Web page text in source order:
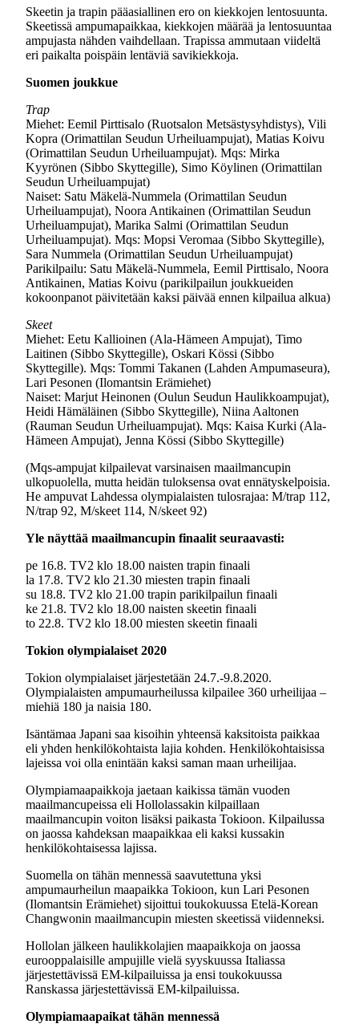
Skeetin ja trapin pääasiallinen ero on kiekkojen lentosuunta.
Skeetissä ampumapaikkaa, kiekkojen määrää ja lentosuuntaa
ampujasta nähden vaihdellaan. Trapissa ammutaan viideltä
eri paikalta poispäin lentäviä savikiekkoja.
Suomen joukkue
Trap
Miehet: Eemil Pirttisalo (Ruotsalon Metsästysyhdistys), Vili
Kopra (Orimattilan Seudun Urheiluampujat), Matias Koivu
(Orimattilan Seudun Urheiluampujat). Mqs: Mirka
Kyyrönen (Sibbo Skyttegille), Simo Köylinen (Orimattilan
Seudun Urheiluampujat)
Naiset: Satu Mäkelä-Nummela (Orimattilan Seudun
Urheiluampujat), Noora Antikainen (Orimattilan Seudun
Urheiluampujat), Marika Salmi (Orimattilan Seudun
Urheiluampujat). Mqs: Mopsi Veromaa (Sibbo Skyttegille),
Sara Nummela (Orimattilan Seudun Urheiluampujat)
Parikilpailu: Satu Mäkelä-Nummela, Eemil Pirttisalo, Noora
Antikainen, Matias Koivu (parikilpailun joukkueiden
kokoonpanot päivitetään kaksi päivää ennen kilpailua alkua)
Skeet
Miehet: Eetu Kallioinen (Ala-Hämeen Ampujat), Timo
Laitinen (Sibbo Skyttegille), Oskari Kössi (Sibbo
Skyttegille). Mqs: Tommi Takanen (Lahden Ampumaseura),
Lari Pesonen (Ilomantsin Erämiehet)
Naiset: Marjut Heinonen (Oulun Seudun Haulikkoampujat),
Heidi Hämäläinen (Sibbo Skyttegille), Niina Aaltonen
(Rauman Seudun Urheiluampujat). Mqs: Kaisa Kurki (Ala-
Hämeen Ampujat), Jenna Kössi (Sibbo Skyttegille)
(Mqs-ampujat kilpailevat varsinaisen maailmancupin
ulkopuolella, mutta heidän tuloksensa ovat ennätyskelpoisia.
He ampuvat Lahdessa olympialaisten tulosrajaa: M/trap 112,
N/trap 92, M/skeet 114, N/skeet 92)
Yle näyttää maailmancupin finaalit seuraavasti:
pe 16.8. TV2 klo 18.00 naisten trapin finaali
la 17.8. TV2 klo 21.30 miesten trapin finaali
su 18.8. TV2 klo 21.00 trapin parikilpailun finaali
ke 21.8. TV2 klo 18.00 naisten skeetin finaali
to 22.8. TV2 klo 18.00 miesten skeetin finaali
Tokion olympialaiset 2020
Tokion olympialaiset järjestetään 24.7.-9.8.2020.
Olympialaisten ampumaurheilussa kilpailee 360 urheilijaa –
miehiä 180 ja naisia 180.
Isäntämaa Japani saa kisoihin yhteensä kaksitoista paikkaa
eli yhden henkilökohtaista lajia kohden. Henkilökohtaisissa
lajeissa voi olla enintään kaksi saman maan urheilijaa.
Olympiamaapaikkoja jaetaan kaikissa tämän vuoden
maailmancupeissa eli Hollolassakin kilpaillaan
maailmancupin voiton lisäksi paikasta Tokioon. Kilpailussa
on jaossa kahdeksan maapaikkaa eli kaksi kussakin
henkilökohtaisessa lajissa.
Suomella on tähän mennessä saavutettuna yksi
ampumaurheilun maapaikka Tokioon, kun Lari Pesonen
(Ilomantsin Erämiehet) sijoittui toukokuussa Etelä-Korean
Changwonin maailmancupin miesten skeetissä viidenneksi.
Hollolan jälkeen haulikkolajien maapaikkoja on jaossa
eurooppalaisille ampujille vielä syyskuussa Italiassa
järjestettävissä EM-kilpailuissa ja ensi toukokuussa
Ranskassa järjestettävissä EM-kilpailuissa.
Olympiamaapaikat tähän mennessä